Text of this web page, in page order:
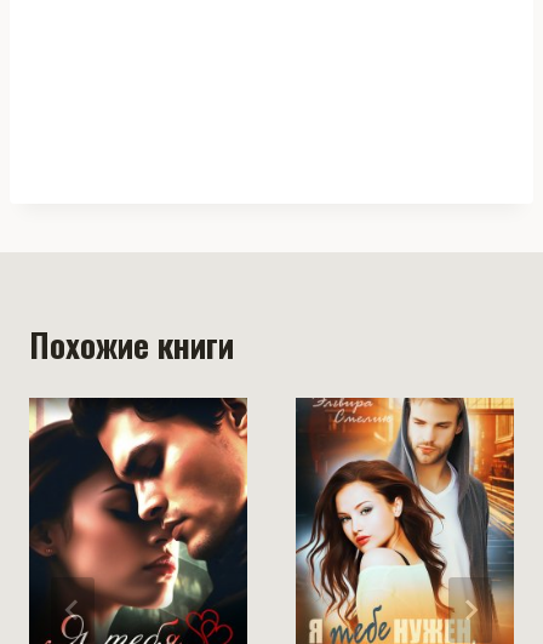
Похожие книги